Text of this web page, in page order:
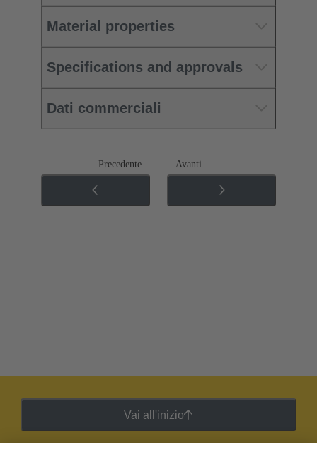
Material properties
Specifications and approvals
Dati commerciali
Precedente Avanti
Vai all'inizio